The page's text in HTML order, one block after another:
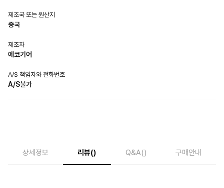
제조국 또는 원산지
중국
제조자
에코기어
A/S 책임자와 전화번호
A/S불가
상세정보 리뷰() Q&A() 구매안내